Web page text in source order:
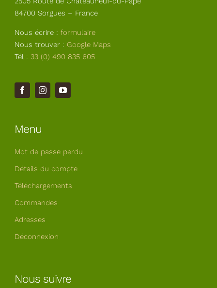
84700 Sorgues – France
Nous écrire : formulaire
Nous trouver : Google Maps
Tél : 33 (0) 490 835 605
Menu
Mot de passe perdu
Détails du compte
Téléchargements
Commandes
Adresses
Déconnexion
Nous suivre